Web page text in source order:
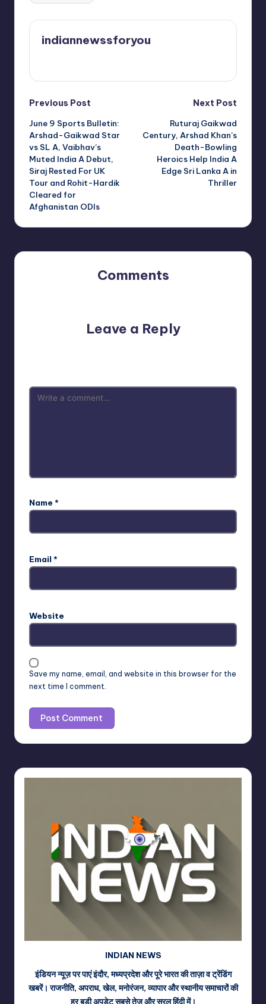
indiannewssforyou
Post
navigation
Previous Post
June 9 Sports Bulletin:
Arshad-Gaikwad Star
vs SL A, Vaibhav’s
Muted India A Debut,
Siraj Rested For UK
Tour and Rohit-Hardik
Cleared for
Afghanistan ODIs
Next Post
Ruturaj Gaikwad
Century, Arshad Khan’s
Death-Bowling
Heroics Help India A
Edge Sri Lanka A in
Thriller
Comments
Leave a Reply
Name *
Email *
Website
Save my name, email, and website in this browser for the
next time I comment.
INDIAN NEWS
इंडियन न्यूज़ पर पाएं इंदौर, मध्यप्रदेश और पूरे भारत की ताज़ा व ट्रेंडिंग
खबरें। राजनीति, अपराध, खेल, मनोरंजन, व्यापार और स्थानीय समाचारों की
हर बड़ी अपडेट सबसे तेज़ और सरल हिंदी में।